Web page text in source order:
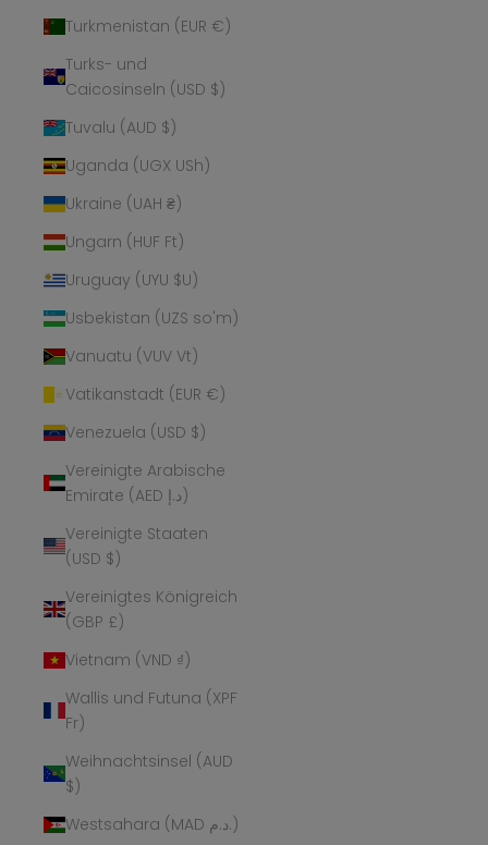
Turkmenistan (EUR €)
Turks- und
Caicosinseln (USD $)
Tuvalu (AUD $)
Uganda (UGX USh)
Ukraine (UAH ₴)
Ungarn (HUF Ft)
Uruguay (UYU $U)
Usbekistan (UZS so'm)
Vanuatu (VUV Vt)
Vatikanstadt (EUR €)
Venezuela (USD $)
Vereinigte Arabische
Emirate (AED د.إ)
Vereinigte Staaten
(USD $)
Vereinigtes Königreich
(GBP £)
Vietnam (VND ₫)
Wallis und Futuna (XPF
Fr)
Weihnachtsinsel (AUD
$)
Westsahara (MAD د.م.)